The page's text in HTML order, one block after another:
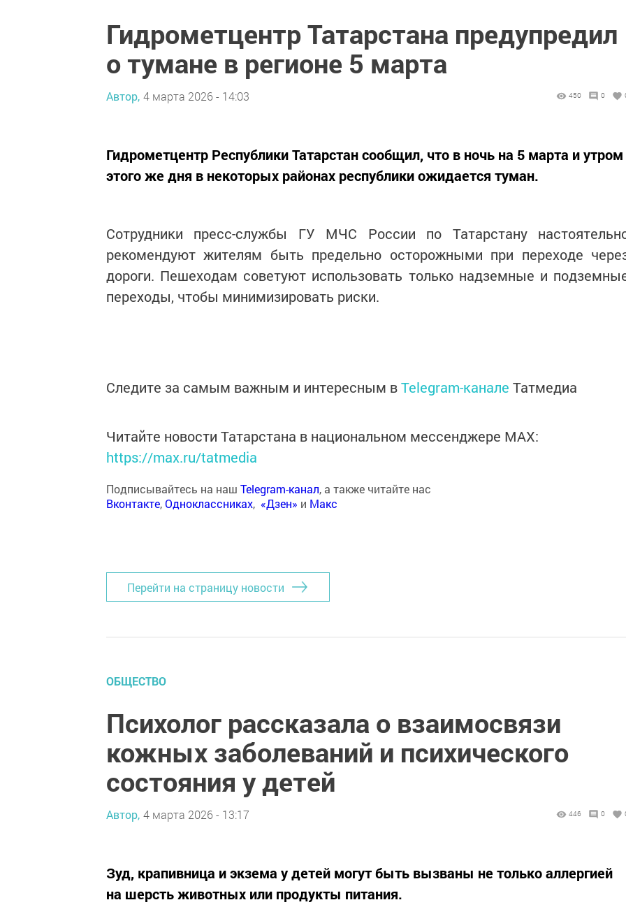
Гидрометцентр Татарстана предупредил
о тумане в регионе 5 марта
Автор, 4 марта 2026 - 14:03 450 0
Гидрометцентр Республики Татарстан сообщил, что в ночь на 5 марта и утром
этого же дня в некоторых районах республики ожидается туман.
Сотрудники пресс-службы ГУ МЧС России по Татарстану
рекомендуют жителям быть предельно осторожными при переходе
дороги. Пешеходам советуют использовать только надземные и
переходы, чтобы минимизировать риски.
Следите за самым важным и интересным вTelegram-канале Татмедиа
Читайте новости Татарстана в национальном мессенджере MАХ:
https://max.ru/tatmedia
Подписывайтесь на наш Telegram-канал, а также читайте нас
Вконтакте,Одноклассниках, «Дзен» и Макс
Перейти на страницу новости
ОБЩЕСТВО
Психолог рассказала о взаимосвязи
кожных заболеваний и психического
состояния у детей
Автор, 4 марта 2026 - 13:17 446 0
Зуд, крапивница и экзема у детей могут быть вызваны не только аллергией
на шерсть животных или продукты питания.